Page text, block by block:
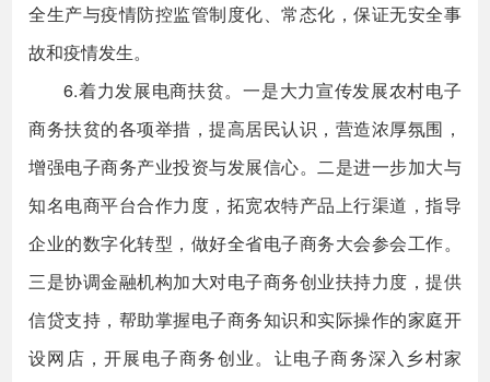
全生产与疫情防控监管制度化、常态化，保证无安全事
故和疫情发生。
6.着力发展电商扶贫。一是大力宣传发展农村电子
商务扶贫的各项举措，提高居民认识，营造浓厚氛围，
增强电子商务产业投资与发展信心。二是进一步加大与
知名电商平台合作力度，拓宽农特产品上行渠道，指导
企业的数字化转型，做好全省电子商务大会参会工作。
三是协调金融机构加大对电子商务创业扶持力度，提供
信贷支持，帮助掌握电子商务知识和实际操作的家庭开
设网店，开展电子商务创业。让电子商务深入乡村家